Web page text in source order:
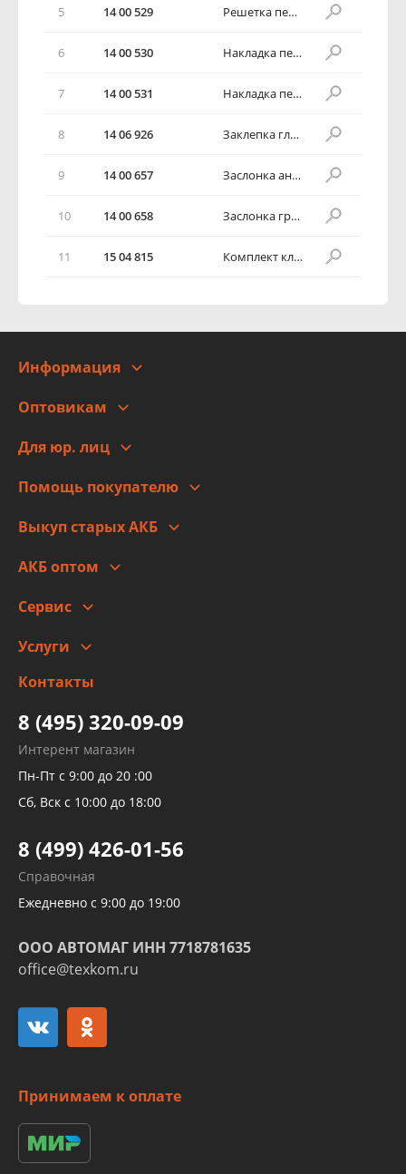
5 14 00 529 Решетка переднего бампера антрацитовая нижняя
6 14 00 530 Накладка переднего бампера антрацитовая правая
7 14 00 531 Накладка переднего бампера антрацитовая левая
8 14 06 926 Заклепка глухая
9 14 00 657 Заслонка антрацитовая буксировочного крюка переднего бампера
10 14 00 658 Заслонка грунтованная буксировочного крюка переднего бампера
11 15 04 815 Комплект клеящий
Информация
Адреса
Новости
Оптовикам
Для юр. лиц
Помощь покупателю
Оплата
Гарантии и возврат
Выкуп старых АКБ
АКБ оптом
Сервис
Заправка кондиционера авто
Детейлинг
Услуги
высокого давления
Тормозных трубок
Рукавов гидроусилителей
Рукавов компрессоров и турбин
Трубок кондиционеров
Развертка пайка медных стальных
алюминиевых трубок и штуцеров
Контакты
8 (495) 320-09-09
Интерент магазин
Пн-Пт с 9:00 до 20 :00
Сб, Вск с 10:00 до 18:00
8 (499) 426-01-56
Справочная
Ежедневно с 9:00 до 19:00
ООО АВТОМАГ ИНН 7718781635
office@texkom.ru
Принимаем к оплате